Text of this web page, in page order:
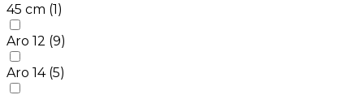
45 cm (1)
Aro 12 (9)
Aro 14 (5)